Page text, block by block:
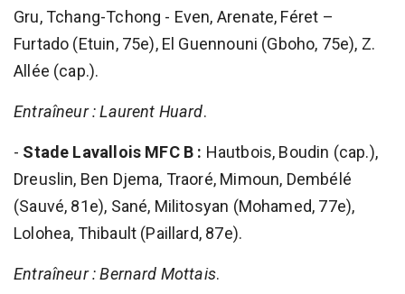
Gru, Tchang-Tchong - Even, Arenate, Féret –
Furtado (Etuin, 75e), El Guennouni (Gboho, 75e), Z.
Allée (cap.).
Entraîneur : Laurent Huard.
- Stade Lavallois MFC B : Hautbois, Boudin (cap.),
Dreuslin, Ben Djema, Traoré, Mimoun, Dembélé
(Sauvé, 81e), Sané, Militosyan (Mohamed, 77e),
Lolohea, Thibault (Paillard, 87e).
Entraîneur : Bernard Mottais.